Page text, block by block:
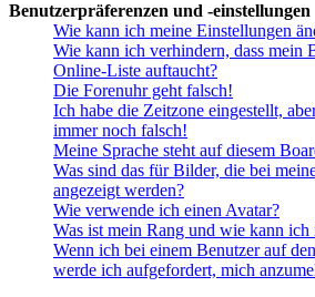
Benutzerpräferenzen und -einstellungen
Wie kann ich meine Einstellungen
Wie kann ich verhindern, dass mein
Online-Liste auftaucht?
Die Forenuhr geht falsch!
Ich habe die Zeitzone eingestellt,
immer noch falsch!
Meine Sprache steht auf diesem
Was sind das für Bilder, die bei
angezeigt werden?
Wie verwende ich einen Avatar?
Was ist mein Rang und wie kann ich
Wenn ich bei einem Benutzer auf
werde ich aufgefordert, mich